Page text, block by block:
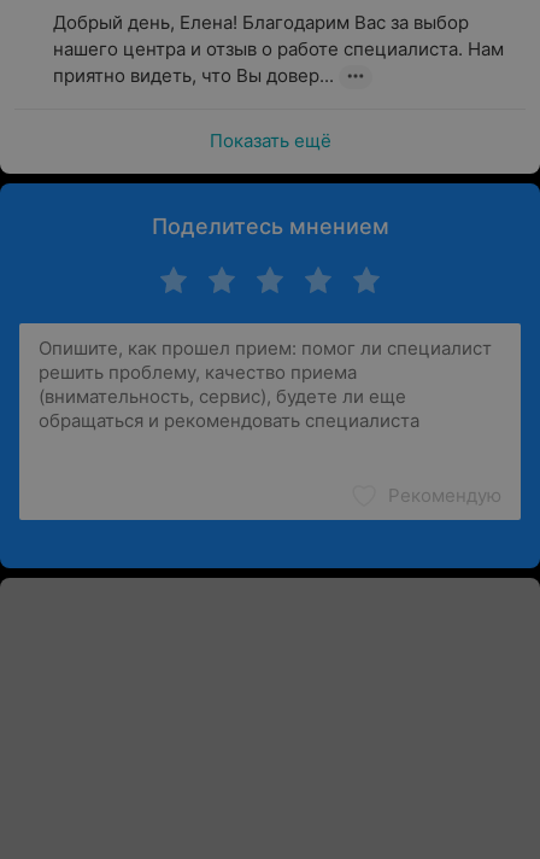
Добрый день, Елена! Благодарим Вас за выбор
нашего центра и отзыв о работе специалиста. Нам
приятно видеть, что Вы довер...
Показать ещё
Поделитесь мнением
Рекомендую